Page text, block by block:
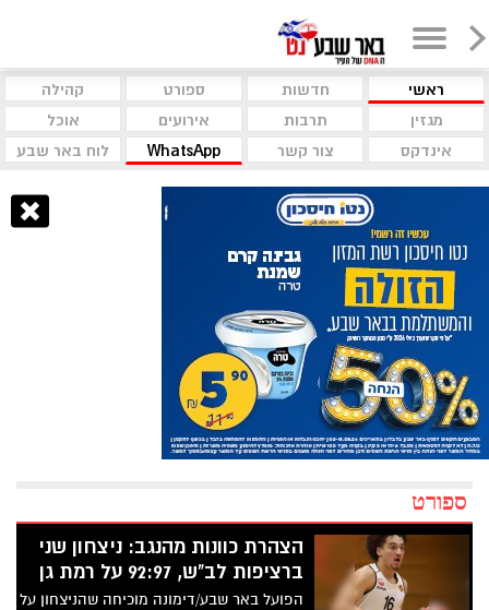
ראשי חדשות ספורט
קהילה
מגזין
תרבות אירועים
אוכל
אינדקס
צור קשר WhatsApp לוח באר שבע
ספורט
הצהרת כוונות מהנגב: ניצחון שני
ברציפות לב"ש, 92:97 על רמת גן
הפועל באר שבע/דימונה מוכיחה שהניצחון על